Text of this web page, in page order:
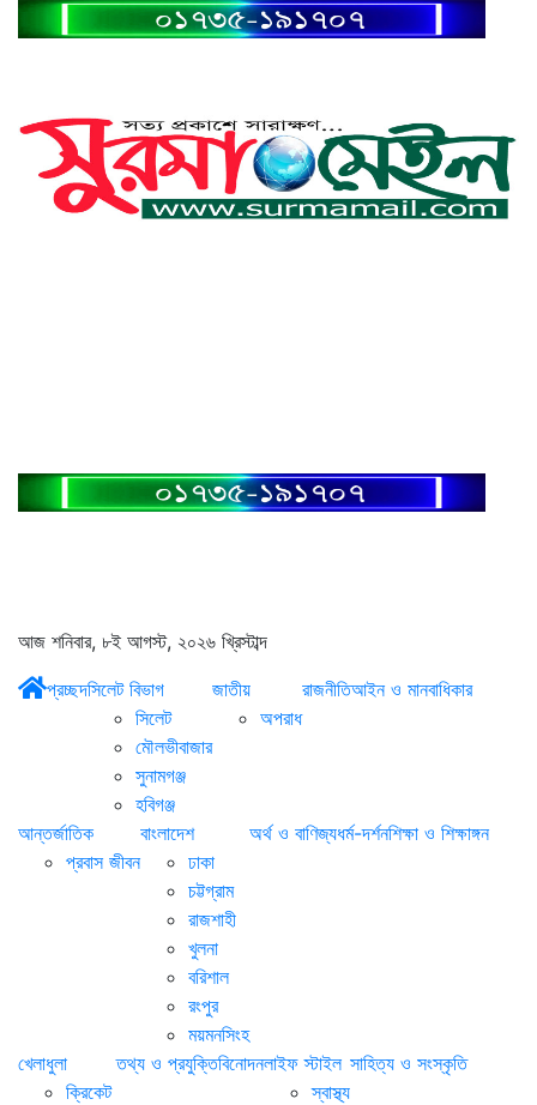
আজ শনিবার, ৮ই আগস্ট, ২০২৬ খ্রিস্টাব্দ
প্রচ্ছদসিলেট বিভাগ
সিলেট
মৌলভীবাজার
সুনামগঞ্জ
হবিগঞ্জ
জাতীয়
অপরাধ
রাজনীতিআইন ও মানবাধিকার
আন্তর্জাতিক
প্রবাস জীবন
বাংলাদেশ
ঢাকা
চট্টগ্রাম
রাজশাহী
খুলনা
বরিশাল
রংপুর
ময়মনসিংহ
অর্থ ও বাণিজ্যধর্ম-দর্শনশিক্ষা ও শিক্ষাঙ্গন
খেলাধুলা
ক্রিকেট
তথ্য ও প্রযুক্তিবিনোদনলাইফ স্টাইল
স্বাস্থ্য
সাহিত্য ও সংস্কৃতি